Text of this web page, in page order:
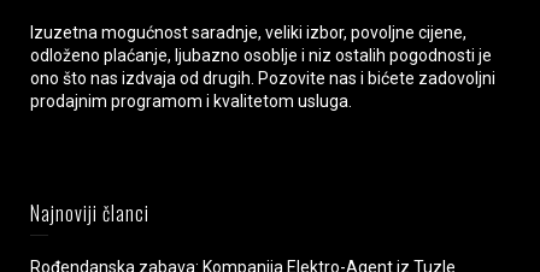
Izuzetna mogućnost saradnje, veliki izbor, povoljne cijene,
odloženo plaćanje, ljubazno osoblje i niz ostalih pogodnosti je
ono što nas izdvaja od drugih. Pozovite nas i bićete zadovoljni
prodajnim programom i kvalitetom usluga.
Najnoviji članci
Rođendanska zabava: Kompanija Elektro-Agent iz Tuzle